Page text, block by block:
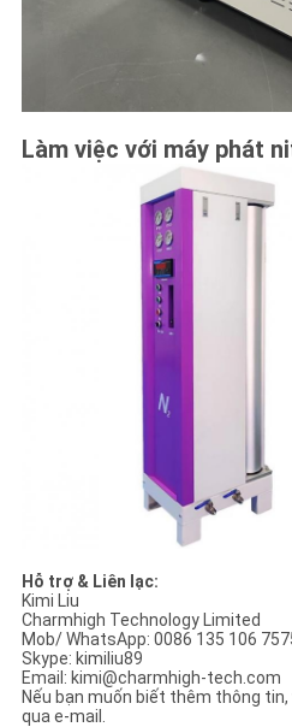
Làm việc với máy phát
Hỗ trợ & Liên lạc:
Kimi Liu
Charmhigh Technology Limited
Mob/ WhatsApp: 0086 135 106
Skype: kimiliu89
Email: kimi@charmhigh-tech.com
Nếu bạn muốn biết thêm thông
qua e-mail.